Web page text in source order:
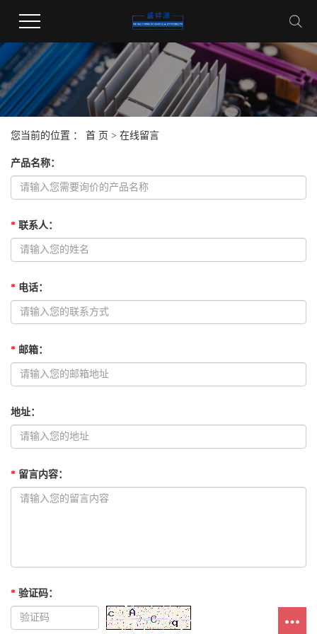
您当前的位置 ： 首 页 > 在线留言
产品名称：
* 联系人：
* 电话：
* 邮箱：
地址：
* 留言内容：
* 验证码：